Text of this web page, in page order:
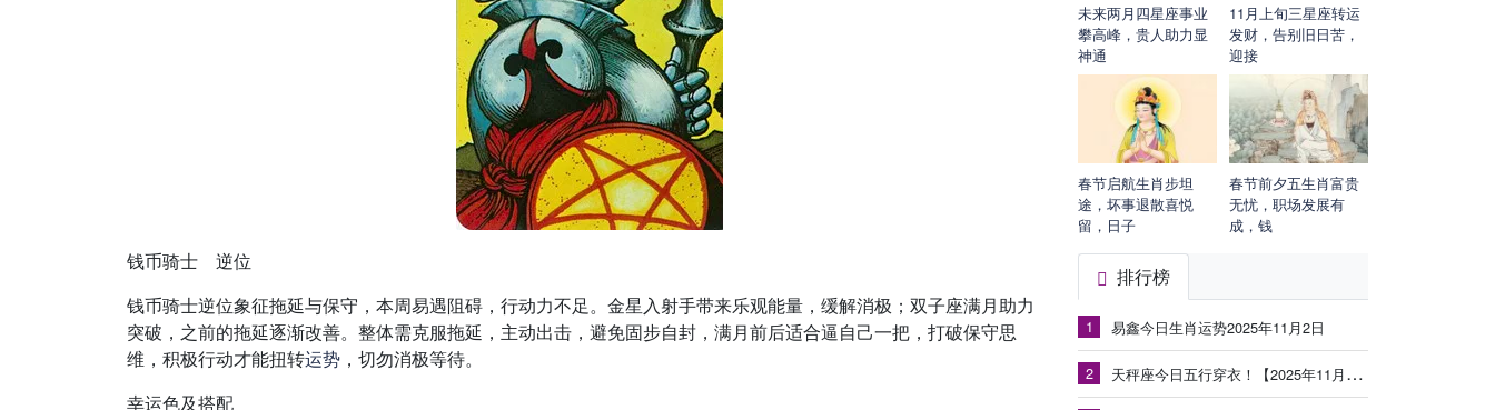
钱币骑士 逆位
钱币骑士逆位象征拖延与保守，本周易遇阻碍，行动力不足。金星入射手带来乐观能量，缓解消极；双子座满月助力
突破，之前的拖延逐渐改善。整体需克服拖延，主动出击，避免固步自封，满月前后适合逼自己一把，打破保守思
维，积极行动才能扭转运势 ，切勿消极等待。
幸运色及搭配
未来两月四星座事业
攀高峰，贵人助力显
神通
11月上旬三星座转运
发财，告别旧日苦，
迎接
春节启航生肖步坦
途，坏事退散喜悦
留，日子
春节前夕五生肖富贵
无忧，职场发展有
成，钱
排行榜
1 易鑫今日生肖运势2025年11月2日
2 天秤座今日五行穿衣！【2025年11月3日】